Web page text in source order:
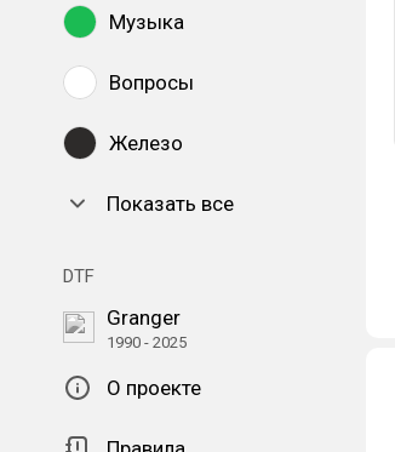
Музыка
Вопросы
Железо
Показать все
DTF
Granger
1990 - 2025
О проекте